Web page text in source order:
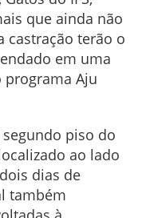
que ainda não
castração terão o
em uma
programa Aju
piso do
ao lado
dias de
também